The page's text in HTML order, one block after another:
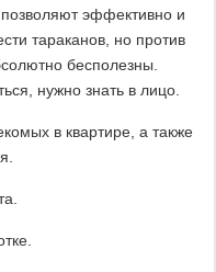
эффективно и
тараканов, но против
бесполезны.
нужно знать в лицо.
в квартире, а также